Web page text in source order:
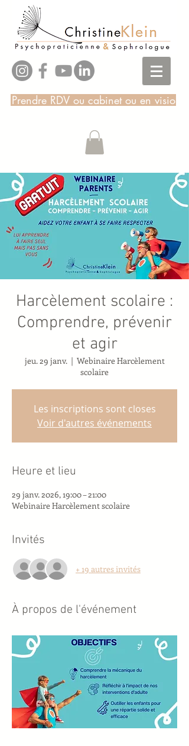
Prendre RDV ou cabinet ou en visio
Harcèlement scolaire :
Comprendre, prévenir
et agir
jeu. 29 janv.
  |
Webinaire Harcèlement
scolaire
Les inscriptions sont closes
Voir d'autres événements
Heure et lieu
29 janv. 2026, 19:00 – 21:00
Webinaire Harcèlement scolaire
Invités
+ 19 autres invités
À propos de l'événement